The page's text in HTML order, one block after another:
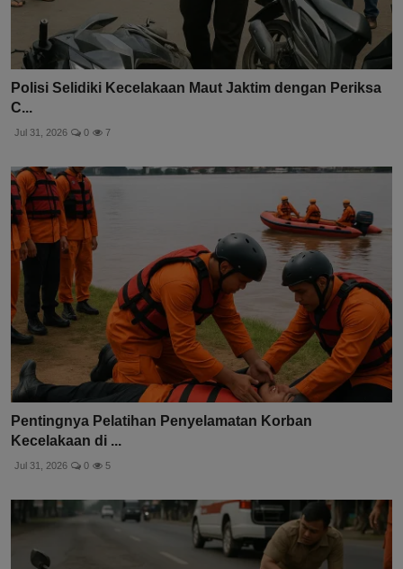
Polisi Selidiki Kecelakaan Maut Jaktim dengan Periksa
C...
Jul 31, 2026 0 7
Pentingnya Pelatihan Penyelamatan Korban
Kecelakaan di ...
Jul 31, 2026 0 5